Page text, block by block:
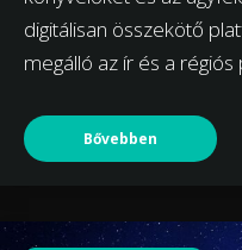
digitálisan összekötő
megálló az ír és a régiós
Bővebben